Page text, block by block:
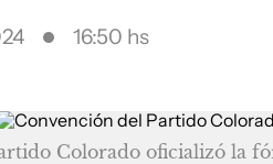
16:50 hs
Colorado oficializó la